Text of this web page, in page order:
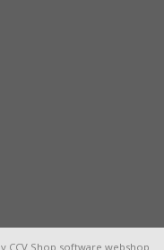
CCV Shop software webshop